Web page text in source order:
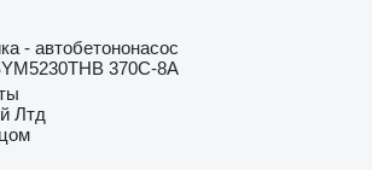
- автобетононасос
370C-8A
Лтд